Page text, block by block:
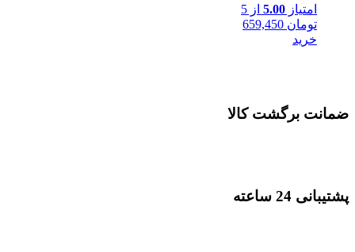
امتیاز 5.00 از 5
تومان
خرید
ضمانت برگشت کالا
پشتیبانی 24 ساعته